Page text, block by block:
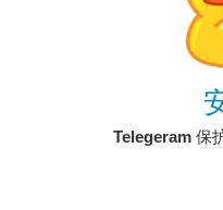
Telegeram保